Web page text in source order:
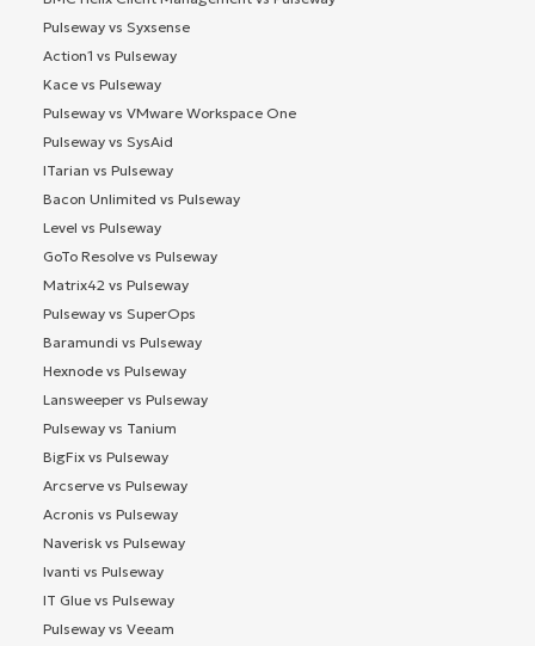
Pulseway vs Syxsense
Action1 vs Pulseway
Kace vs Pulseway
Pulseway vs VMware Workspace One
Pulseway vs SysAid
ITarian vs Pulseway
Bacon Unlimited vs Pulseway
Level vs Pulseway
GoTo Resolve vs Pulseway
Matrix42 vs Pulseway
Pulseway vs SuperOps
Baramundi vs Pulseway
Hexnode vs Pulseway
Lansweeper vs Pulseway
Pulseway vs Tanium
BigFix vs Pulseway
Arcserve vs Pulseway
Acronis vs Pulseway
Naverisk vs Pulseway
Ivanti vs Pulseway
IT Glue vs Pulseway
Pulseway vs Veeam